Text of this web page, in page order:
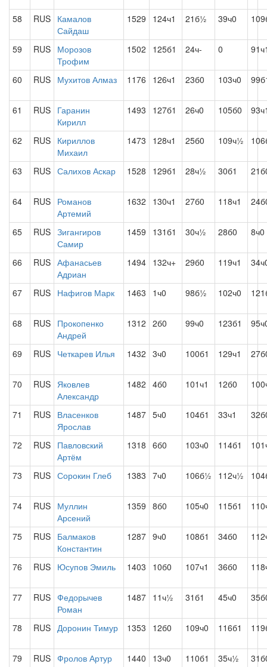
58 RUS Камалов
Сайдаш
1529 124ч1 21б½ 39ч0
59 RUS Морозов
Трофим
1502 125б1 24ч- 0
60 RUS Мухитов Алмаз 1176 126ч1 23б0 103ч0
61 RUS Гаранин
Кирилл
1493 127б1 26ч0 105б0
62 RUS Кириллов
Михаил
1473 128ч1 25б0 109ч½
63 RUS Салихов Аскар 1528 129б1 28ч½ 30б1
64 RUS Романов
Артемий
1632 130ч1 27б0 118ч1
65 RUS Зигангиров
Самир
1459 131б1 30ч½ 28б0 8ч0
66 RUS Афанасьев
Адриан
1494 132ч+ 29б0 119ч1
67 RUS Нафигов Марк 1463 1ч0 98б½ 102ч0
68 RUS Прокопенко
Андрей
1312 2б0 99ч0 123б1
69 RUS Четкарев Илья 1432 3ч0 100б1 129ч1
70 RUS Яковлев
Александр
1482 4б0 101ч1 12б0
71 RUS Власенков
Ярослав
1487 5ч0 104б1 33ч1
72 RUS Павловский
Артём
1318 6б0 103ч0 114б1
73 RUS Сорокин Глеб 1383 7ч0 106б½ 112ч½
74 RUS Муллин
Арсений
1359 8б0 105ч0 115б1
75 RUS Балмаков
Константин
1287 9ч0 108б1 34б0
76 RUS Юсупов Эмиль 1403 10б0 107ч1 36б0
77 RUS Федорычев
Роман
1487 11ч½ 31б1 45ч0
78 RUS Доронин Тимур 1353 12б0 109ч0 116б1
79 RUS Фролов Артур 1440 13ч0 110б1 35ч½